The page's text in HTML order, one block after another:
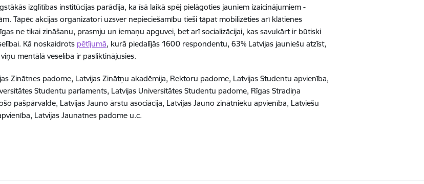
izglītības institūcijas parādīja, ka īsā laikā spēj pielāgoties jauniem izaicinājumiem -
Tāpēc akcijas organizatori uzsver nepieciešamību tieši tāpat mobilizēties arī klātienes
ne tikai zināšanu, prasmju un iemaņu apguvei, bet arī socializācijai, kas savukārt ir būtiski
Kā noskaidrots pētījumā, kurā piedalījās 1600 respondentu, 63% Latvijas jauniešu atzīst,
mentālā veselība ir pasliktinājusies.
Zinātnes padome, Latvijas Zinātņu akadēmija, Rektoru padome, Latvijas Studentu apvienība,
Studentu parlaments, Latvijas Universitātes Studentu padome, Rīgas Stradiņa
pašpārvalde, Latvijas Jauno ārstu asociācija, Latvijas Jauno zinātnieku apvienība, Latviešu
Latvijas Jaunatnes padome u.c.